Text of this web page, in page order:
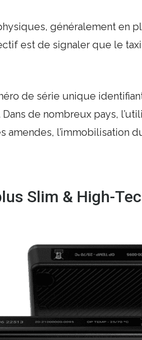
généralement en
est de signaler que le
de série unique
de nombreux pays,
amendes, l’immobilisation
Slim & High-